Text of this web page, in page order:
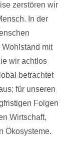
zerstören wir
In der
mit
wir achtlos
betrachtet
für unseren
Folgen
Wirtschaft,
Ökosysteme.